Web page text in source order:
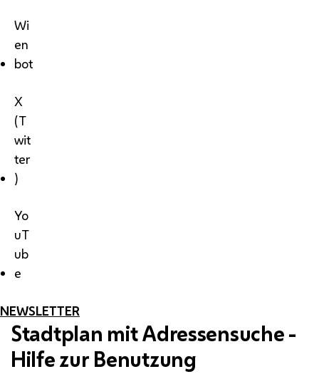
Wi
en
bot
X
(T
wit
ter
)
Yo
uT
ub
e
NEWSLETTER
Stadtplan mit Adressensuche -
Hilfe zur Benutzung